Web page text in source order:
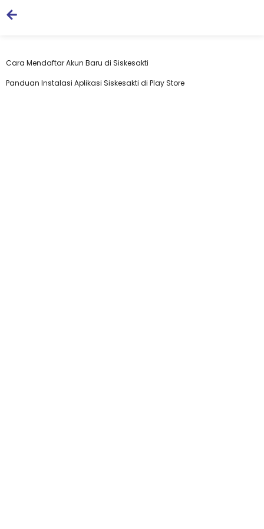
Cara Mendaftar Akun Baru di Siskesakti
Panduan Instalasi Aplikasi Siskesakti di Play Store